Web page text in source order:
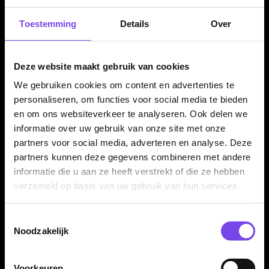
Toestemming Details Over
Deze website maakt gebruik van cookies
We gebruiken cookies om content en advertenties te
personaliseren, om functies voor social media te bieden
en om ons websiteverkeer te analyseren. Ook delen we
informatie over uw gebruik van onze site met onze
partners voor social media, adverteren en analyse. Deze
partners kunnen deze gegevens combineren met andere
informatie die u aan ze heeft verstrekt of die ze hebben
verzameld op basis van uw gebruik van hun services.
Noodzakelijk
zwaardere dart met meer rust in de worp.
als complete set van drie steeltip dartpijlen. Daardoor kun je
Kenmerken van de McCoy Sabergrip Silver 90% Dartpijlen
✓ Steeltip darts van McCoy
✓ Sabergrip-serie
✓ Enhanced shark cut profile ring grip
✓ McCoy engraving op de barrel